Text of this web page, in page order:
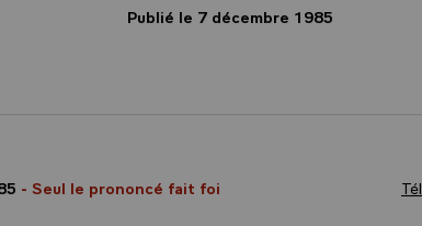
Publié le 7 décembre 1985
- Seul le prononcé fait foi